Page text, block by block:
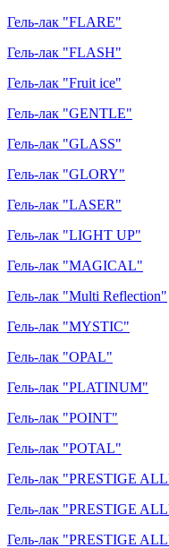
Гель-лак "FLARE"
Гель-лак "FLASH"
Гель-лак "Fruit ice"
Гель-лак "GENTLE"
Гель-лак "GLASS"
Гель-лак "GLORY"
Гель-лак "LASER"
Гель-лак "LIGHT UP"
Гель-лак "MAGICAL"
Гель-лак "Multi Reflection"
Гель-лак "MYSTIC"
Гель-лак "OPAL"
Гель-лак "PLATINUM"
Гель-лак "POINT"
Гель-лак "POTAL"
Гель-лак "PRESTIGE
Гель-лак "PRESTIGE
Гель-лак "PRESTIGE